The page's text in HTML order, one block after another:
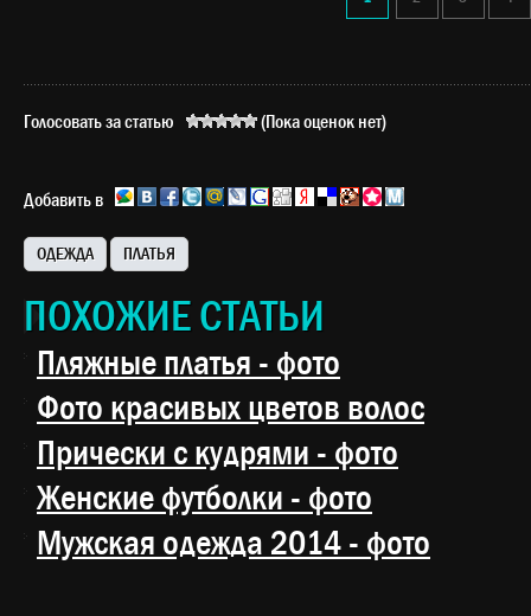
Голосовать за статью (Пока оценок нет)
Добавить в
ОДЕЖДА ПЛАТЬЯ
ПОХОЖИЕ СТАТЬИ
Пляжные платья - фото
Фото красивых цветов волос
Прически с кудрями - фото
Женские футболки - фото
Мужская одежда 2014 - фото